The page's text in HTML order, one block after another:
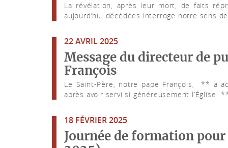
La révélation, après leur mort, de faits
aujourd’hui décédées interroge notre sens
22 AVRIL 2025
Message du directeur de
François
Le Saint-Père, notre pape François, ** a
après avoir servi si généreusement l’Église
18 FÉVRIER 2025
Journée de formation